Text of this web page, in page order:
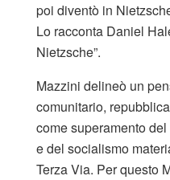
poi diventò in
Lo racconta Daniel
Nietzsche”.
Mazzini delineò un
comunitario,
come superamento
e del socialismo
Terza Via. Per questo